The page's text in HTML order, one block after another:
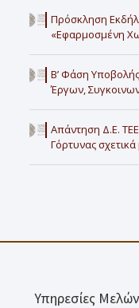
Πρόσκληση
«Εφαρμοσμένη
Β’ Φάση
Έργων,
Απάντηση Δ.Ε.
Γόρτυνας
Υπηρεσίες Μελών